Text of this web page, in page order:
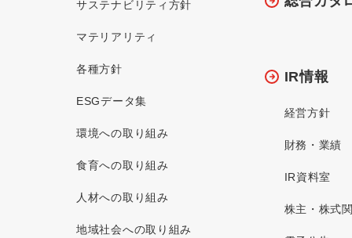
サステナビリティ方針
マテリアリティ
各種方針
ESGデータ集
環境への取り組み
食育への取り組み
人材への取り組み
地域社会への取り組み
IR情報
経営方針
財務・業績
IR資料室
株主・株式